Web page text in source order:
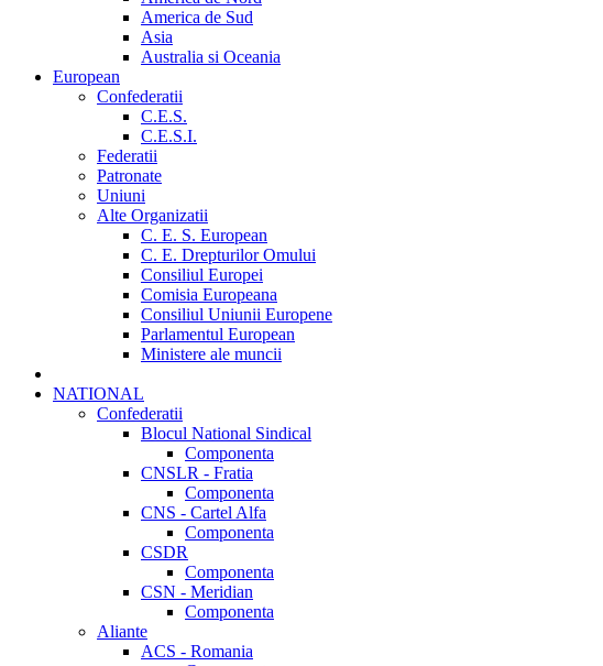
America de Sud
Asia
Australia si Oceania
European
Confederatii
C.E.S.
C.E.S.I.
Federatii
Patronate
Uniuni
Alte Organizatii
C. E. S. European
C. E. Drepturilor Omului
Consiliul Europei
Comisia Europeana
Consiliul Uniunii Europene
Parlamentul European
Ministere ale muncii
NATIONAL
Confederatii
Blocul National Sindical
Componenta
CNSLR - Fratia
Componenta
CNS - Cartel Alfa
Componenta
CSDR
Componenta
CSN - Meridian
Componenta
Aliante
ACS - Romania